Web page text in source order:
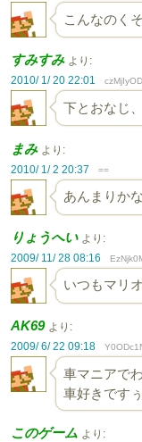
こんなのく
すみすみ より:
2010/ 1/ 20 22:01
下とおなじ
まみ より:
2010/ 1/ 2 20:37
==
あんまりかな
りょうへい より:
2009/ 11/ 28 08:16
いつもマリ
AK69 より:
2009/ 6/ 22 09:18
車マニアで
車好きです
このゲーム より: